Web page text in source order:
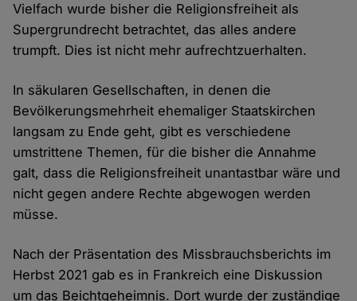
Vielfach wurde bisher die Religionsfreiheit als
Supergrundrecht betrachtet, das alles andere
trumpft. Dies ist nicht mehr aufrechtzuerhalten.
In säkularen Gesellschaften, in denen die
Bevölkerungsmehrheit ehemaliger Staatskirchen
langsam zu Ende geht, gibt es verschiedene
umstrittene Themen, für die bisher die Annahme
galt, dass die Religionsfreiheit unantastbar wäre und
nicht gegen andere Rechte abgewogen werden
müsse.
Nach der Präsentation des Missbrauchsberichts im
Herbst 2021 gab es in Frankreich eine Diskussion
um das Beichtgeheimnis. Dort wurde der zuständige